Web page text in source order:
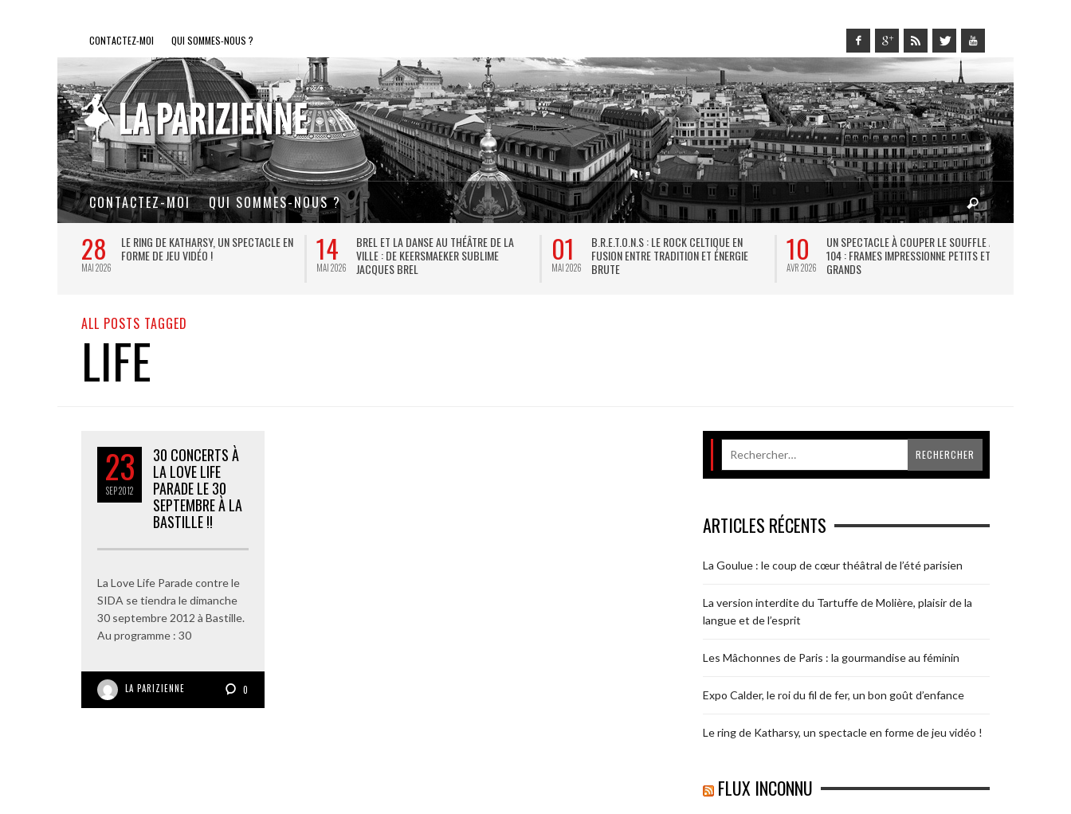
CONTACTEZ-MOI QUI SOMMES-NOUS ?
CONTACTEZ-MOI QUI SOMMES-NOUS ?
28
MAI 2026
LE RING DE KATHARSY, UN SPECTACLE EN
FORME DE JEU VIDÉO !
14
MAI 2026
BREL ET LA DANSE AU THÉÂTRE DE LA
VILLE : DE KEERSMAEKER SUBLIME
JACQUES BREL
01
MAI 2026
B.R.E.T.O.N.S : LE ROCK CELTIQUE EN
FUSION ENTRE TRADITION ET ÉNERGIE
BRUTE
10
AVR 2026
UN SPECTACLE À COUPER LE SOUFFLE AU
104 : FRAMES IMPRESSIONNE PETITS ET
GRANDS
ALL POSTS TAGGED
LIFE
23
SEP2012
30 CONCERTS À
LA LOVE LIFE
PARADE LE 30
SEPTEMBRE À LA
BASTILLE !!
La Love Life Parade contre le
SIDA se tiendra le dimanche
30 septembre 2012 à Bastille.
Au programme : 30
LA PARIZIENNE 0
ARTICLES RÉCENTS
La Goulue : le coup de cœur théâtral de l’été parisien
La version interdite du Tartuffe de Molière, plaisir de la
langue et de l’esprit
Les Mâchonnes de Paris : la gourmandise au féminin
Expo Calder, le roi du fil de fer, un bon goût d’enfance
Le ring de Katharsy, un spectacle en forme de jeu vidéo !
FLUX INCONNU